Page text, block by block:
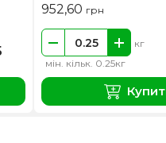
952,60 грн
мін. кільк. 0.25кг
кг